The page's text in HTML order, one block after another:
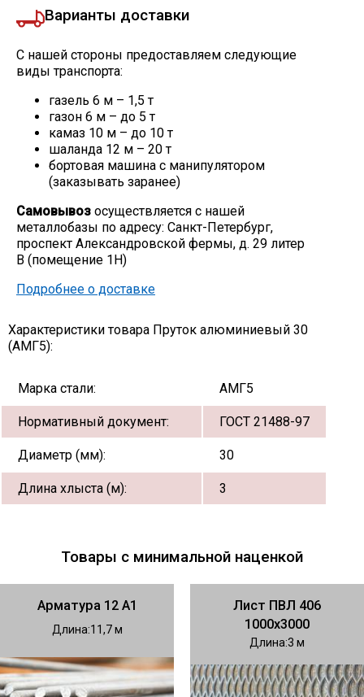
Варианты доставки
С нашей стороны предоставляем следующие
виды транспорта:
газель 6 м – 1,5 т
газон 6 м – до 5 т
камаз 10 м – до 10 т
шаланда 12 м – 20 т
бортовая машина с манипулятором
(заказывать заранее)
Самовывоз осуществляется с нашей
металлобазы по адресу: Санкт-Петербург,
проспект Александровской фермы, д. 29 литер
В (помещение 1Н)
Подробнее о доставке
Характеристики товара Пруток алюминиевый 30
(АМГ5):
Марка стали: АМГ5
Нормативный документ: ГОСТ 21488-97
Диаметр (мм): 30
Длина хлыста (м): 3
Товары с минимальной наценкой
Арматура 12 А1
Длина 11,7
Лист ПВЛ 406
1000х3000
Длина 3